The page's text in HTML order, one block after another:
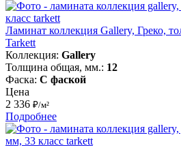
Ламинат коллекция Gallery, Греко,
Tarkett
Коллекция: Gallery
Толщина общая, мм.: 12
Фаска: С фаской
Цена
2 336 ₽/м²
Подробнее